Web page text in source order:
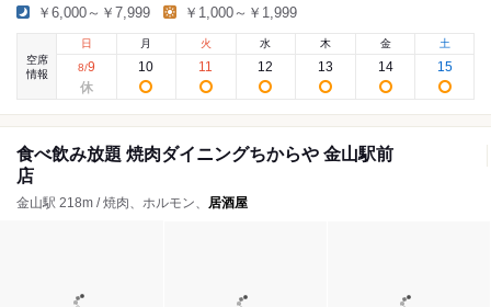
￥6,000～￥7,999 ￥1,000～￥1,999
空席
情報
日
8/9
月
10
火
11
水
12
木
13
金
14
土
15
食べ飲み放題 焼肉ダイニングちからや 金山駅前
店
金山駅 218m / 焼肉、ホルモン、 居酒屋